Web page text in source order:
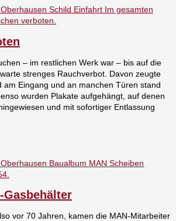
– im restlichen Werk war – bis auf die
strenges Rauchverbot. Davon zeugte
am Eingang und an manchen Türen stand
wurden Plakate aufgehängt, auf denen
und mit sofortiger Entlassung
Gasbehälter
vor 70 Jahren, kamen die MAN-Mitarbeiter